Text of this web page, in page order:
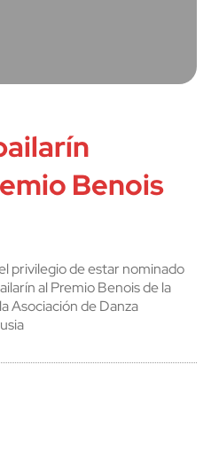
Benois
privilegio de estar nominado
al Premio Benois de la
Asociación de Danza